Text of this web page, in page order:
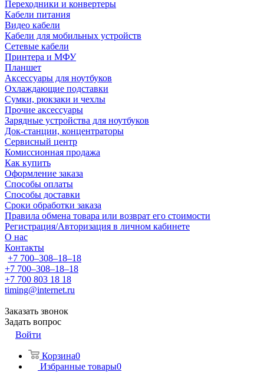
Переходники и конвертеры
Кабели питания
Видео кабели
Кабели для мобильных устройств
Сетевые кабели
Принтера и МФУ
Планшет
Аксессуары для ноутбуков
Охлаждающие подставки
Сумки, рюкзаки и чехлы
Прочие аксессуары
Зарядные устройства для ноутбуков
Док-станции, концентраторы
Сервисный центр
Комиссионная продажа
Как купить
Оформление заказа
Способы оплаты
Способы доставки
Сроки обработки заказа
Правила обмена товара или возврат его стоимости
Регистрация/Авторизация в личном кабинете
О нас
Контакты
+7 700‒308‒18‒18
+7 700‒308‒18‒18
+7 700 803 18 18
timing@internet.ru
Заказать звонок
Задать вопрос
Войти
Корзина0
Избранные товары0